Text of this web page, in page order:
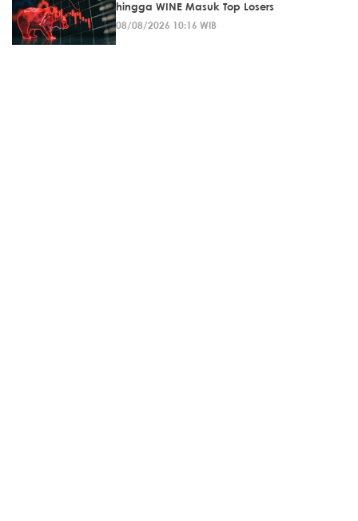
hingga WINE Masuk Top Losers
08/08/2026 10:16 WIB